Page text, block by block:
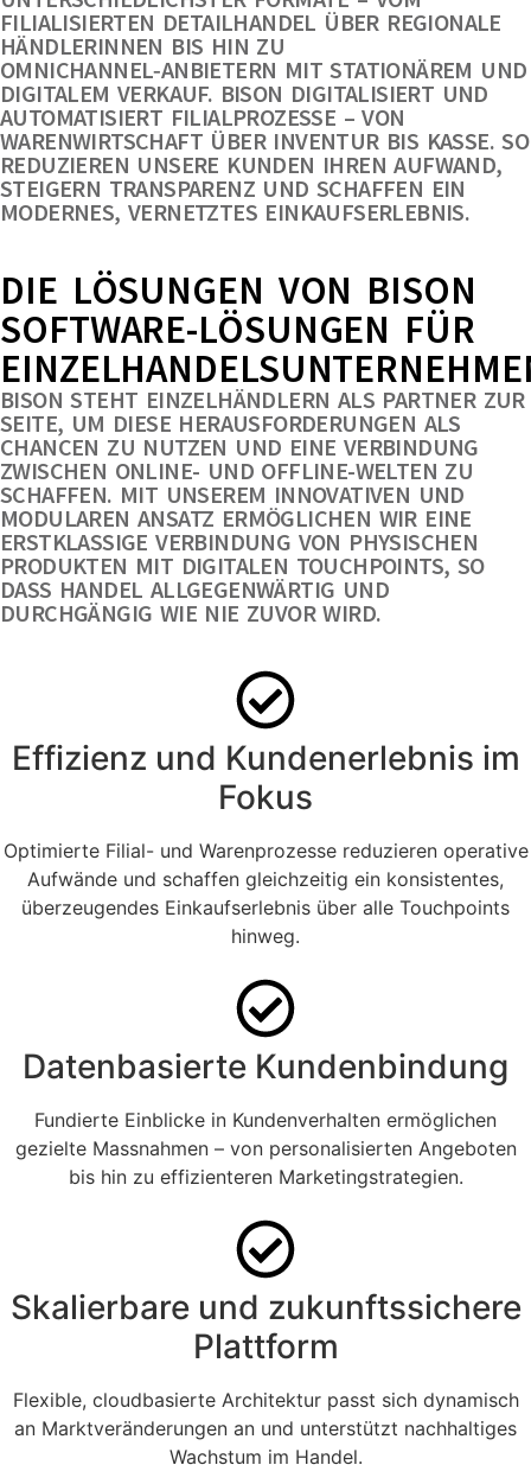
FILIALISIERTEN DETAILHANDEL ÜBER REGIONALE
HÄNDLERINNEN BIS HIN ZU
OMNICHANNEL‑ANBIETERN MIT STATIONÄREM UND
DIGITALEM VERKAUF. BISON DIGITALISIERT UND
AUTOMATISIERT FILIALPROZESSE – VON
WARENWIRTSCHAFT ÜBER INVENTUR BIS KASSE. SO
REDUZIEREN UNSERE KUNDEN IHREN AUFWAND,
STEIGERN TRANSPARENZ UND SCHAFFEN EIN
MODERNES, VERNETZTES EINKAUFSERLEBNIS.
DIE LÖSUNGEN VON BISON
SOFTWARE-LÖSUNGEN FÜR
BISON STEHT EINZELHÄNDLERN ALS PARTNER ZUR
SEITE, UM DIESE HERAUSFORDERUNGEN ALS
CHANCEN ZU NUTZEN UND EINE VERBINDUNG
ZWISCHEN ONLINE- UND OFFLINE-WELTEN ZU
SCHAFFEN. MIT UNSEREM INNOVATIVEN UND
MODULAREN ANSATZ ERMÖGLICHEN WIR EINE
ERSTKLASSIGE VERBINDUNG VON PHYSISCHEN
PRODUKTEN MIT DIGITALEN TOUCHPOINTS, SO
DASS HANDEL ALLGEGENWÄRTIG UND
DURCHGÄNGIG WIE NIE ZUVOR WIRD.
Effizienz und Kundenerlebnis im
Fokus
Optimierte Filial- und Warenprozesse reduzieren operative
Aufwände und schaffen gleichzeitig ein konsistentes,
überzeugendes Einkaufserlebnis über alle Touchpoints
hinweg.
Datenbasierte Kundenbindung
Fundierte Einblicke in Kundenverhalten ermöglichen
gezielte Massnahmen – von personalisierten Angeboten
bis hin zu effizienteren Marketingstrategien.
Skalierbare und zukunftssichere
Plattform
Flexible, cloudbasierte Architektur passt sich dynamisch
an Marktveränderungen an und unterstützt nachhaltiges
Wachstum im Handel.